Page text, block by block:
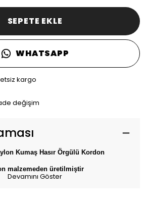
SEPETE EKLE
WHATSAPP
kargo
değişim
Kumaş Hasır Örgülü Kordon
malzemeden üretilmiştir
Devamını Göster